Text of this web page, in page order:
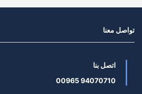
تواصل معنا
اتصل بنا
94070710 00965